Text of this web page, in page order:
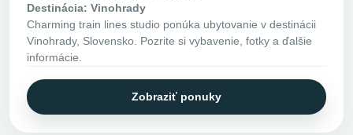
Destinácia: Vinohrady
Charming train lines studio ponúka ubytovanie v destinácii
Vinohrady, Slovensko. Pozrite si vybavenie, fotky a ďalšie
informácie.
Zobraziť ponuky